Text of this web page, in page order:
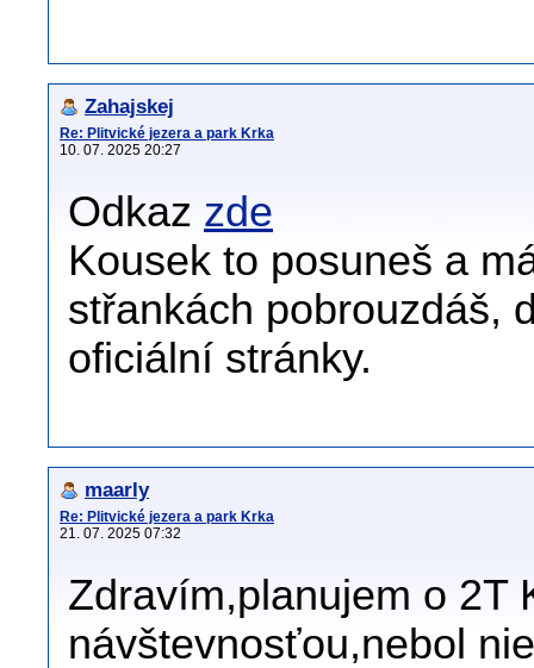
Zahajskej
Re: Plitvické jezera a park Krka
10. 07. 2025 20:27
Odkaz zde
Kousek to posuneš a
střankách pobrouzdáš,
oficiální stránky.
maarly
Re: Plitvické jezera a park Krka
21. 07. 2025 07:32
Zdravím,planujem o 2T
návštevnosťou,nebol